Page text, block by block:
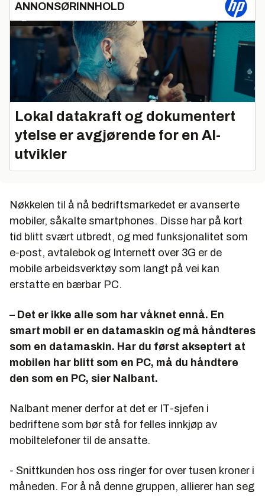
ANNONSØRINNHOLD
Lokal datakraft og dokumentert
ytelse er avgjørende for en AI-
utvikler
Nøkkelen til å nå bedriftsmarkedet er avanserte
mobiler, såkalte smartphones. Disse har på kort
tid blitt svært utbredt, og med funksjonalitet som
e-post, avtalebok og Internett over 3G er de
mobile arbeidsverktøy som langt på vei kan
erstatte en bærbar PC.
– Det er ikke alle som har våknet ennå. En
smart mobil er en datamaskin og må håndteres
som en datamaskin. Har du først akseptert at
mobilen har blitt som en PC, må du håndtere
den som en PC, sier Nalbant.
Nalbant mener derfor at det er IT-sjefen i
bedriftene som bør stå for felles innkjøp av
mobiltelefoner til de ansatte.
- Snittkunden hos oss ringer for over tusen kroner i
måneden. For å nå denne gruppen, allierer han seg